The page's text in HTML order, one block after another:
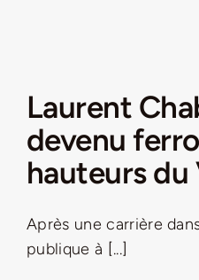
LA ROUTE DES
NOUS CONTACTER
Laurent
devenu
hauteurs du
Après une carrière
publique à [...]